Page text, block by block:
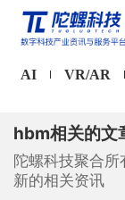
AI VR/AR
hbm相关的文
陀螺科技聚合
新的相关资讯